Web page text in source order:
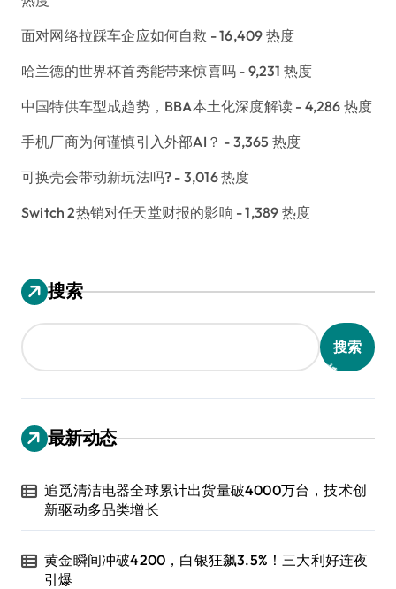
面对网络拉踩车企应如何自救 - 16,409 热度
哈兰德的世界杯首秀能带来惊喜吗 - 9,231 热度
中国特供车型成趋势，BBA本土化深度解读 - 4,286 热度
手机厂商为何谨慎引入外部AI？ - 3,365 热度
可换壳会带动新玩法吗? - 3,016 热度
Switch 2热销对任天堂财报的影响 - 1,389 热度
搜索
搜索
最新动态
追觅清洁电器全球累计出货量破4000万台，技术创
新驱动多品类增长
黄金瞬间冲破4200，白银狂飙3.5%！三大利好连夜
引爆